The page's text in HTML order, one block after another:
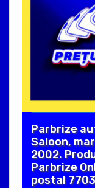
Parbrize
Saloon,
2002.
Parbrize
postal